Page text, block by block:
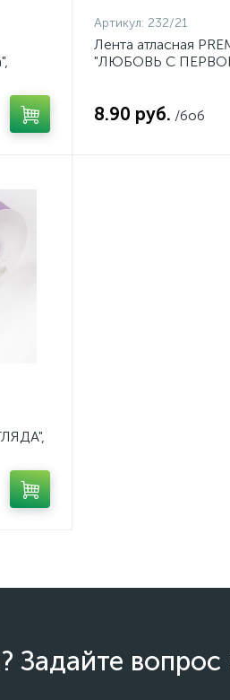
Артикул: 232/21
Лента атласная
"ЛЮБОВЬ С
8.90 руб. /боб
Задайте